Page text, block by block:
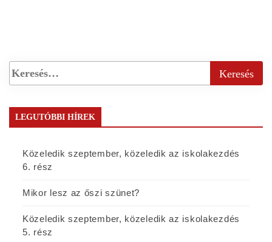
LEGUTÓBBI HÍREK
Közeledik szeptember, közeledik az iskolakezdés
6. rész
Mikor lesz az őszi szünet?
Közeledik szeptember, közeledik az iskolakezdés
5. rész